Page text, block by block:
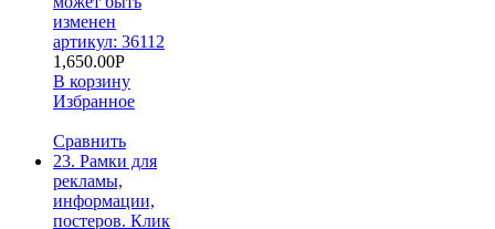
изменен
артикул: 36112
1,650.00Р
В корзину
Избранное
Сравнить
23. Рамки для
рекламы,
информации,
постеров. Клик